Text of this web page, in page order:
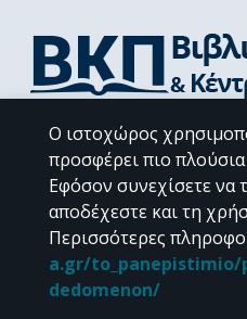
Διεύθυνση Βιβλιοθήκης
Βιβλιοθήκες
Υπολογιστικό
Ο ιστοχώρος
προσφέρει πιο
Εφόσον συνεχίσετε να
αποδέχεστε και τη
Περισσότερες
a.gr/to_panepistimio/
dedomenon/